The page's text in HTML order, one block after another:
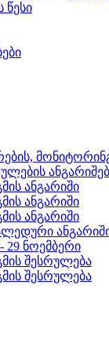
წესი
ანგარიში
ანგარიში
ანგარიში
29 ნოემბერი
შესრულება
შესრულება